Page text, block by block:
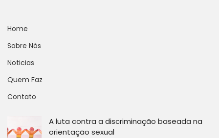
Home
Sobre Nós
Noticias
Quem Faz
Contato
A luta contra a discriminação baseada na
orientação sexual